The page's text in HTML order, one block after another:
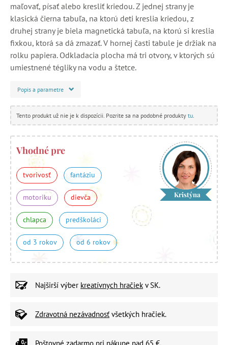
maľovať, písať alebo kresliť kriedou. Z jednej strany je
klasická čierna tabuľa, na ktorú deti kreslia kriedou, z
druhej strany je biela magnetická tabuľa, na ktorú si kreslia
fixkou, ktorá sa dá zmazať. V hornej časti tabule je držiak na
rolku papiera. Odkladacia plocha má tri otvory, v ktorých sú
umiestnené tégliky na vodu a štetce.
Popis a parametre
Tento produkt už nie je k dispozícii. Pozrite sa na podobné produkty tu
Vhodné pre
tvorivosť fantáziu
motoriku dievča
chlapca predškoláci
od 3 rokov od 6 rokov
Kristýna
Najširší výber kreatívnych hračiek v SK.
Zdravotná nezávadnosť všetkých hračiek.
Poštovné zadarmo pri nákupe nad 65 €.